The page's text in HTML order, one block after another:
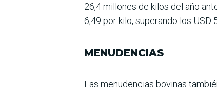
26,4 millo­nes de kilos del año
6,49 por kilo, supe­rando los USD
MENUDENCIAS
Las menudencias bovinas